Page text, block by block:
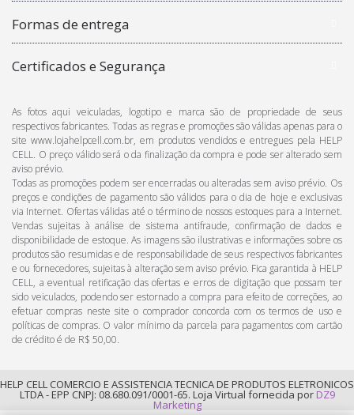
Formas de entrega
Certificados e Segurança
As fotos aqui veiculadas, logotipo e marca são de propriedade de seus
respectivos fabricantes. Todas as regras e promoções são válidas apenas para o
site www.lojahelpcell.com.br, em produtos vendidos e entregues pela HELP
CELL. O preço válido será o da finalização da compra e pode ser alterado sem
aviso prévio.
Todas as promoções podem ser encerradas ou alteradas sem aviso prévio. Os
preços e condições de pagamento são válidos para o dia de hoje e exclusivas
via Internet. Ofertas válidas até o término de nossos estoques para a Internet.
Vendas sujeitas à análise de sistema antifraude, confirmação de dados e
disponibilidade de estoque. As imagens são ilustrativas e informações sobre os
produtos são resumidas e de responsabilidade de seus respectivos fabricantes
e ou fornecedores, sujeitas à alteração sem aviso prévio. Fica garantida à HELP
CELL, a eventual retificação das ofertas e erros de digitação que possam ter
sido veiculados, podendo ser estornado a compra para efeito de correções, ao
efetuar compras neste site o comprador concorda com os termos de uso e
políticas de compras. O valor mínimo da parcela para pagamentos com cartão
de crédito é de R$ 50,00.
HELP CELL COMERCIO E ASSISTENCIA TECNICA DE PRODUTOS ELETRONICOS
LTDA - EPP CNPJ: 08.680.091/0001-65. Loja Virtual fornecida por DZ9
Marketing